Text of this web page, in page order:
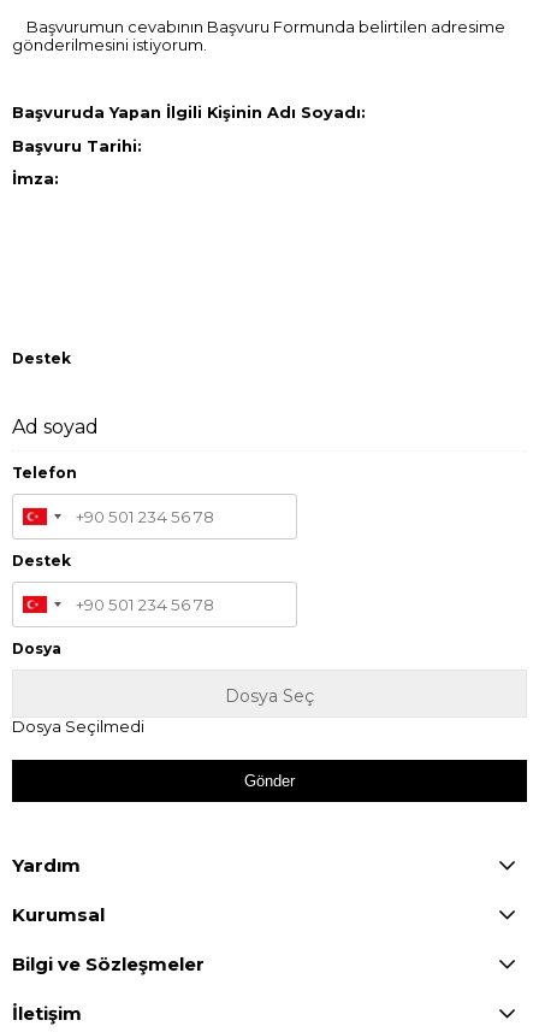
Başvurumun cevabının Başvuru Formunda belirtilen adresime
gönderilmesini istiyorum.
Başvuruda Yapan İlgili Kişinin Adı Soyadı:
Başvuru Tarihi:
İmza:
Destek
Ad soyad
Telefon
Destek
Dosya
Dosya Seçilmedi
Gönder
Yardım
Kurumsal
Bilgi ve Sözleşmeler
İletişim